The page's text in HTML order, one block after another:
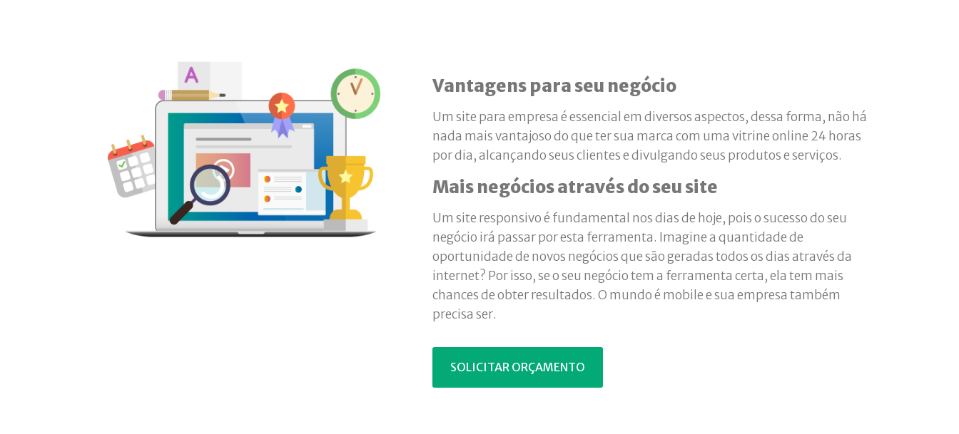
Vantagens para seu negócio
Um site para empresa é essencial em diversos aspectos, dessa forma, não há
nada mais vantajoso do que ter sua marca com uma vitrine online 24 horas
por dia, alcançando seus clientes e divulgando seus produtos e serviços.
Mais negócios através do seu site
Um site responsivo é fundamental nos dias de hoje, pois o sucesso do seu
negócio irá passar por esta ferramenta. Imagine a quantidade de
oportunidade de novos negócios que são geradas todos os dias através da
internet? Por isso, se o seu negócio tem a ferramenta certa, ela tem mais
chances de obter resultados. O mundo é mobile e sua empresa também
precisa ser.
SOLICITAR ORÇAMENTO